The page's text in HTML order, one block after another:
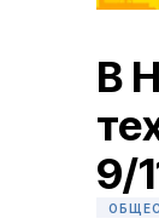
В
9/